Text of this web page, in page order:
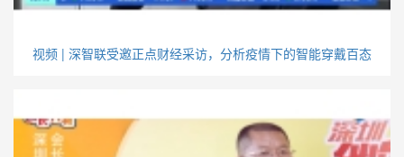
视频 | 深智联受邀正点财经采访，分析疫情下的智能穿戴百态